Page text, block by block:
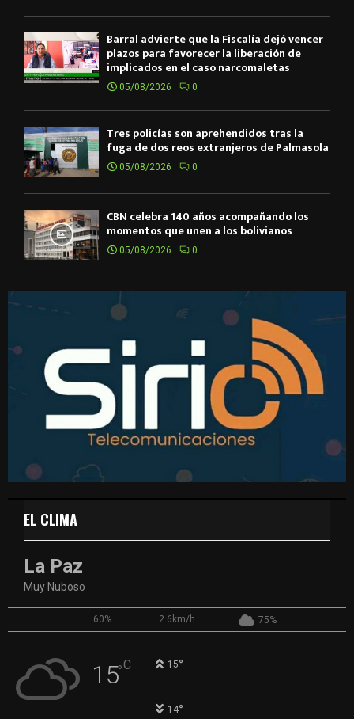
Barral advierte que la Fiscalía dejó vencer
plazos para favorecer la liberación de
implicados en el caso narcomaletas
05/08/2026 0
Tres policías son aprehendidos tras la
fuga de dos reos extranjeros de Palmasola
05/08/2026 0
CBN celebra 140 años acompañando los
momentos que unen a los bolivianos
05/08/2026 0
EL CLIMA
La Paz
Muy Nuboso
60% 2.6km/h 75%
15°C 15°
14°